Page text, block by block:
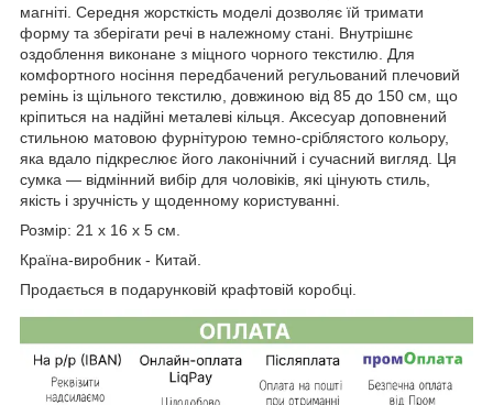
магніті. Середня жорсткість моделі дозволяє їй тримати
форму та зберігати речі в належному стані. Внутрішнє
оздоблення виконане з міцного чорного текстилю. Для
комфортного носіння передбачений регульований плечовий
ремінь із щільного текстилю, довжиною від 85 до 150 см, що
кріпиться на надійні металеві кільця. Аксесуар доповнений
стильною матовою фурнітурою темно-сріблястого кольору,
яка вдало підкреслює його лаконічний і сучасний вигляд. Ця
сумка — відмінний вибір для чоловіків, які цінують стиль,
якість і зручність у щоденному користуванні.
Розмір: 21 х 16 х 5 см.
Країна-виробник - Китай.
Продається в подарунковій крафтовій коробці.